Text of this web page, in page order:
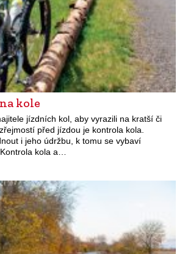
kole
jízdních kol, aby vyrazili na kratší či
před jízdou je kontrola kola.
i jeho údržbu, k tomu se vybaví
kola a…